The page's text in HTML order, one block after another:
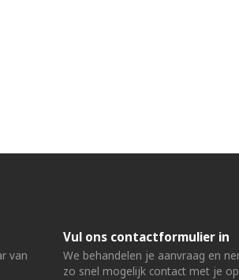
van
Vul ons contactformulier in
We behandelen je aanvraag en
zo snel mogelijk contact met je